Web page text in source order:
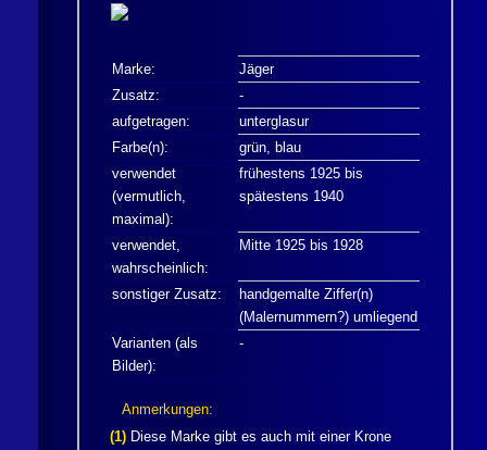
Marke:
Jäger
Zusatz:
-
aufgetragen:
unterglasur
Farbe(n):
grün, blau
verwendet
(vermutlich,
maximal):
frühestens 1925 bis
spätestens 1940
verwendet,
wahrscheinlich:
Mitte 1925 bis 1928
sonstiger Zusatz:
handgemalte Ziffer(n)
(Malernummern?) umliegend
Varianten (als
Bilder):
-
Anmerkungen:
(1) Diese Marke gibt es auch mit einer Krone